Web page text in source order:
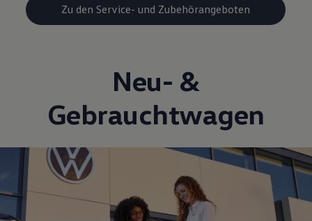
Zu den Service- und Zubehörangeboten
Neu- &
Gebrauchtwagen